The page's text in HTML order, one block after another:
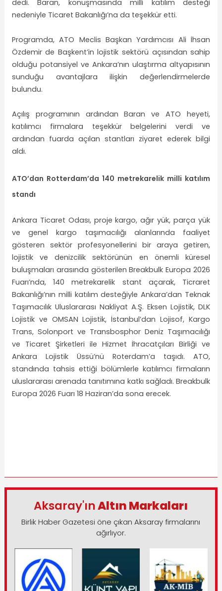
dedi. Baran, konuşmasında milli katılım desteği
nedeniyle Ticaret Bakanlığı’na da teşekkür etti.
Programda, ATO Meclis Başkan Yardımcısı Ali İhsan
Özdemir de Başkent’in lojistik sektörü açısından sahip
olduğu potansiyel ve Ankara’nın ulaştırma altyapısının
sunduğu avantajlara ilişkin değerlendirmelerde
bulundu.
Açılış programının ardından Baran ve ATO heyeti,
katılımcı firmalara teşekkür belgelerini verdi ve
ardından fuarda açılan stantları ziyaret ederek bilgi
aldı.
ATO’dan Rotterdam’da 140 metrekarelik milli katılım
standı
Ankara Ticaret Odası, proje kargo, ağır yük, parça yük
ve genel kargo taşımacılığı alanlarında faaliyet
gösteren sektör profesyonellerini bir araya getiren,
lojistik ve denizcilik sektörünün en önemli küresel
buluşmaları arasında gösterilen Breakbulk Europa 2026
Fuarı’nda, 140 metrekarelik stant açarak, Ticraret
Bakanlığı’nın milli katılım desteğiyle Ankara’dan Teknak
Taşımacılık Uluslararası Nakliyat A.Ş. Eksen Lojistik, DLK
Lojistik ve OMSAN Lojistik, İstanbul’dan Lojisof, Kargo
Trans, Solonport ve Transbosphor Deniz Taşımacılığı
ve Ticaret Şirketleri ile Hizmet İhracatçıları Birliği ve
Ankara Lojistik Üssü’nü Roterdam’a taşıdı. ATO,
standında tahsis ettiği bölümlerle katılımcı firmaların
uluslararası arenada tanıtımına katkı sağladı. Breakbulk
Europa 2026 Fuarı 18 Haziran’da sona erecek.
Aksaray'ınAltın Markaları
Birlik Haber Gazetesi öne çıkan Aksaray firmalarını
ağırlıyor.